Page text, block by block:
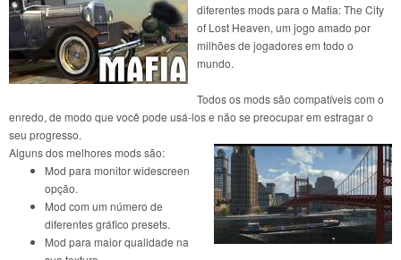
diferentes mods para o Mafia: The City
of Lost Heaven, um jogo amado por
milhões de jogadores em todo o
mundo.
Todos os mods são compatíveis com o
enredo, de modo que você pode usá-los e não se preocupar em estragar o
seu progresso.
Alguns dos melhores mods são:
Mod para monitor widescreen
opção.
Mod com um número de
diferentes gráfico presets.
Mod para maior qualidade na